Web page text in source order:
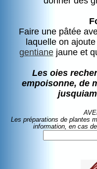
Faire une pâtée
laquelle on
gentianejaune et
Les oies
empoisonne, de
Les préparations de plantes
information, en cas